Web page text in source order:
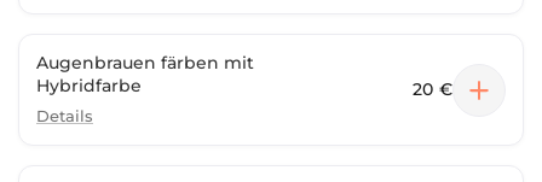
Augenbrauen färben mit
Hybridfarbe
Details
20 €